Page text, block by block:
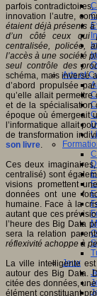
Arts et
Jeux
parfois
innovation l’autre,
étaient déjà présents à
d’un côté ceux qui
centralisée, policée,
l’accès à une société
seul contrôle des
schéma, mais inversé
d’abord propulsée
qu’elle allait permettre
et de la spécialisation
époque où émergeait
l’informatique allait
de transformation
son livre.
Ces deux
centralisé) sont
visions promettent
données ont une
humaine. Face à la
autant que ces
l’heure des Big Data
sera la relation
réflexivité achoppe à
La ville intelligente
autour des Big Data.
citée des données,
élément constituant